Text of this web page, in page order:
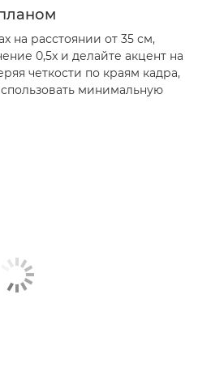
на расстоянии от 35 см,
0,5x и делайте акцент на
четкости по краям кадра,
минимальную